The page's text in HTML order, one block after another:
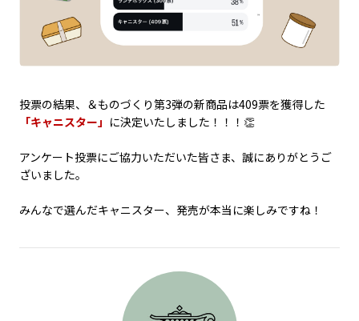
投票の結果、＆ものづくり第3弾の新商品は409票を獲得した
「キャニスター」 に決定いたしました！！！👏
アンケート投票にご協力いただいた皆さま、誠にありがとうご
ざいました。
みんなで選んだキャニスター、発売が本当に楽しみですね！